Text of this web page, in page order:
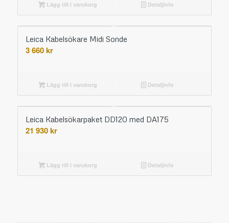
Lägg till i varukorg Detaljinfo
Leica Kabelsökare Midi Sonde
3 660kr
Lägg till i varukorg Detaljinfo
Leica Kabelsökarpaket DD120 med DA175
21 930kr
Lägg till i varukorg Detaljinfo